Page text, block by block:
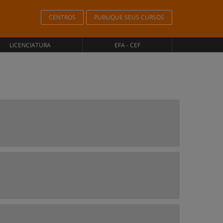
CENTROS PUBLIQUE SEUS CURSOS
LICENCIATURA EFA - CEF